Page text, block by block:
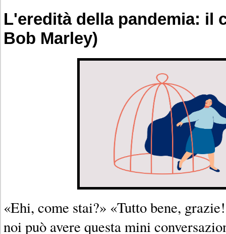
L'eredità della pandemia: il
Bob Marley)
«Ehi, come stai?» «Tutto bene,
noi può avere questa mini